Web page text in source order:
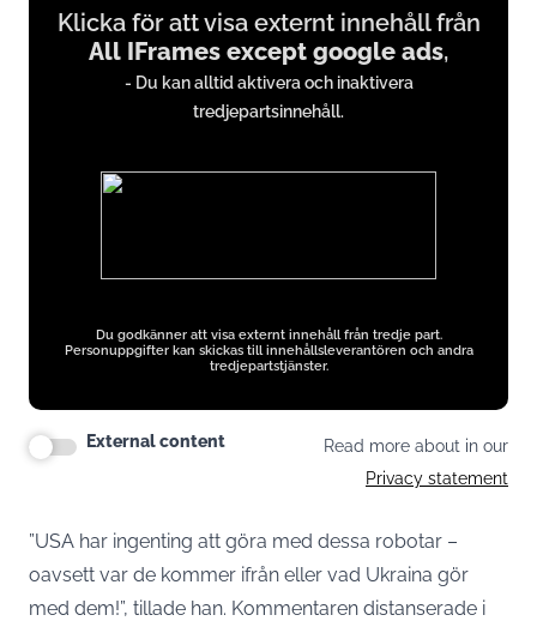
content
Klicka för att visa externt innehåll från
All IFrames except google ads,
- Du kan alltid aktivera och inaktivera
tredjepartsinnehåll.
Du godkänner att visa externt innehåll från tredje part.
Personuppgifter kan skickas till innehållsleverantören och andra
tredjepartstjänster.
External content
Read more about in our
Privacy statement
”USA har ingenting att göra med dessa robotar –
oavsett var de kommer ifrån eller vad Ukraina gör
med dem!”, tillade han. Kommentaren distanserade i